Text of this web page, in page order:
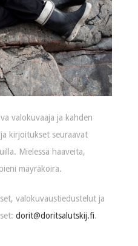
valokuvaaja ja kahden
kirjoitukset seuraavat
Mielessä haaveita,
mäyräkoira.
valokuvaustiedustelut ja
dorit@doritsalutskij.fi.